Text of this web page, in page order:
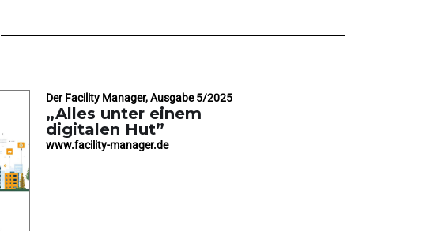
Der Facility Manager, Ausgabe 5/2025
„Alles unter einem
digitalen Hut”
www.facility-manager.de